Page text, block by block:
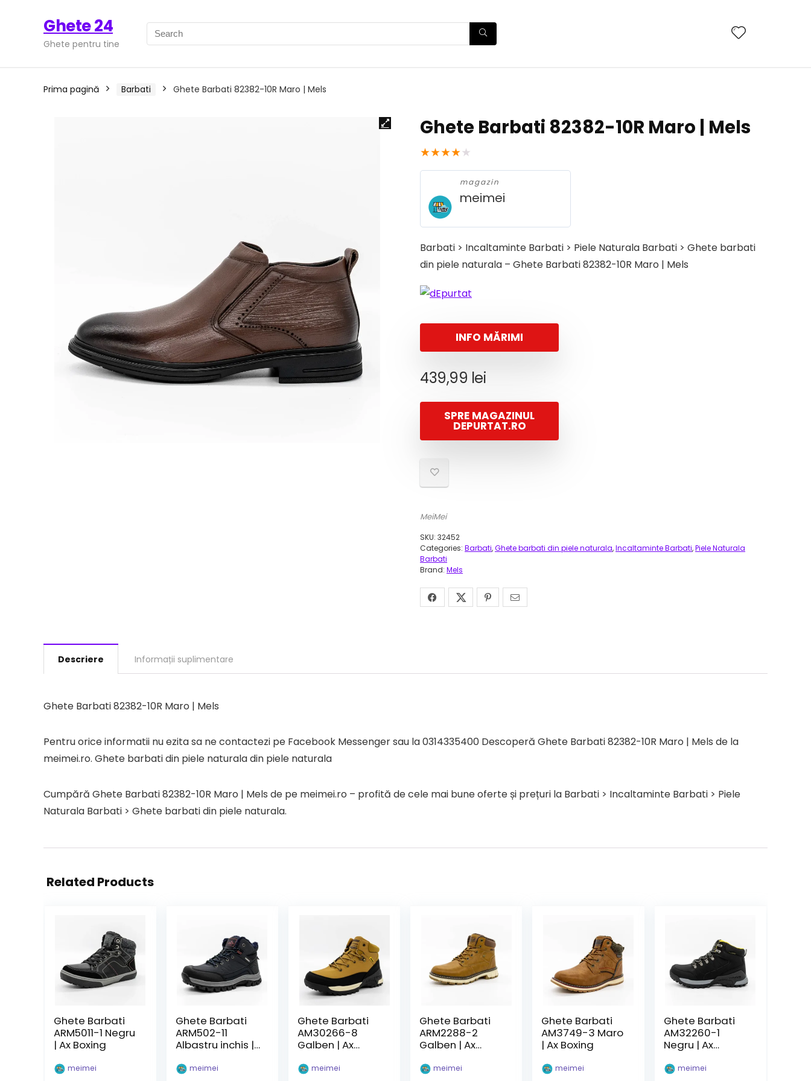
Ghete 24
Ghete pentru tine
Prima pagină Barbati Ghete Barbati 82382-10R Maro | Mels
Ghete Barbati 82382-10R Maro | Mels
★★★★★
magazin
meimei
Barbati > Incaltaminte Barbati > Piele Naturala Barbati > Ghete barbati
din piele naturala – Ghete Barbati 82382-10R Maro | Mels
INFO MĂRIMI
439,99 lei
SPRE MAGAZINUL
DEPURTAT.RO
MeiMei
SKU: 32452
Categories: Barbati,Ghete barbati din piele naturala,Incaltaminte Barbati,Piele Naturala
Barbati
Brand: Mels
Descriere Informații suplimentare
Ghete Barbati 82382-10R Maro | Mels
Pentru orice informatii nu ezita sa ne contactezi pe Facebook Messenger sau la 0314335400 Descoperă Ghete Barbati 82382-10R Maro | Mels de la
meimei.ro. Ghete barbati din piele naturala din piele naturala
Cumpără Ghete Barbati 82382-10R Maro | Mels de pe meimei.ro – profită de cele mai bune oferte și prețuri la Barbati > Incaltaminte Barbati > Piele
Naturala Barbati > Ghete barbati din piele naturala.
Related Products
Ghete Barbati
ARM5011-1 Negru
| Ax Boxing
meimei
Ghete Barbati
ARM502-11
Albastru inchis |
meimei
Ghete Barbati
AM30266-8
Galben | Ax
meimei
Ghete Barbati
ARM2288-2
Galben | Ax
meimei
Ghete Barbati
AM3749-3 Maro
| Ax Boxing
meimei
Ghete Barbati
AM32260-1
Negru | Ax
meimei